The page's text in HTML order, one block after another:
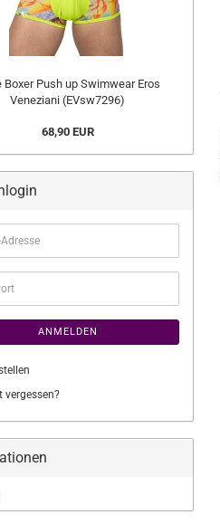
Boxer Push up Swimwear Eros
Veneziani (EVsw7296)
68,90 EUR
ANMELDEN
vergessen?